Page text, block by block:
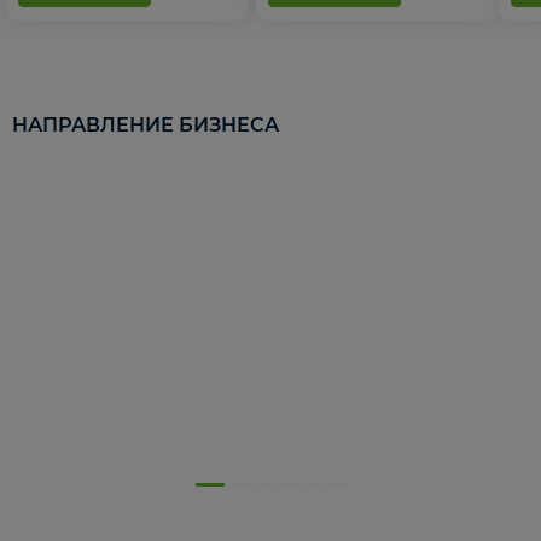
НАПРАВЛЕНИЕ БИЗНЕСА